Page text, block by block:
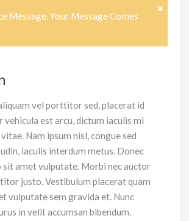
Message. Your Message Comes
vel porttitor sed, placerat id
vehicula est arcu, dictum iaculis mi
Nam ipsum nisl, congue sed
iaculis interdum metus. Donec
amet vulputate. Morbi nec auctor
justo. Vestibulum placerat quam
vulputate sem gravida et. Nunc
in velit accumsan bibendum.